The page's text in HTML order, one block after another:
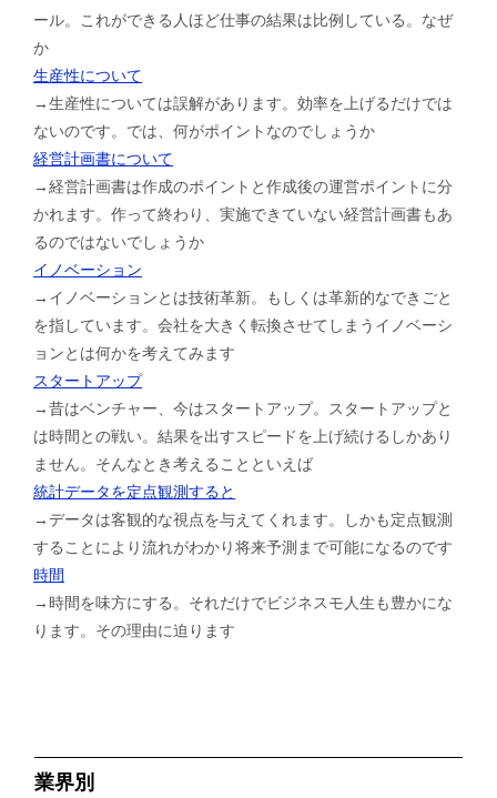
ール。これができる人ほど仕事の結果は比例している。なぜ
か
生産性について
→生産性については誤解があります。効率を上げるだけでは
ないのです。では、何がポイントなのでしょうか
経営計画書について
→経営計画書は作成のポイントと作成後の運営ポイントに分
かれます。作って終わり、実施できていない経営計画書もあ
るのではないでしょうか
イノベーション
→イノベーションとは技術革新。もしくは革新的なできごと
を指しています。会社を大きく転換させてしまうイノベーシ
ョンとは何かを考えてみます
スタートアップ
→昔はベンチャー、今はスタートアップ。スタートアップと
は時間との戦い。結果を出すスピードを上げ続けるしかあり
ません。そんなとき考えることといえば
統計データを定点観測すると
→データは客観的な視点を与えてくれます。しかも定点観測
することにより流れがわかり将来予測まで可能になるのです
時間
→時間を味方にする。それだけでビジネスモ人生も豊かにな
ります。その理由に迫ります
業界別